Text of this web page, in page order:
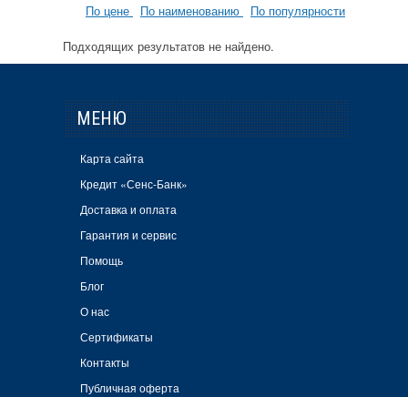
По цене По наименованию По популярности
Подходящих результатов не найдено.
МЕНЮ
Карта сайта
Кредит «Сенс-Банк»
Доставка и оплата
Гарантия и сервис
Помощь
Блог
О нас
Сертификаты
Контакты
Публичная оферта